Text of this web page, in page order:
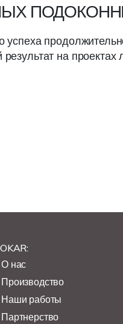
успеха
на проектах
О нас
Производство
Наши работы
Партнерство